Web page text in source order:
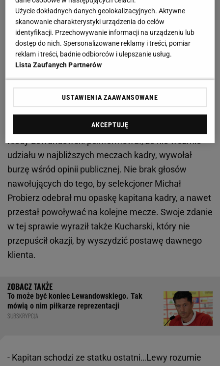
Zobacz wideoKosecki ostro o piłkarzach Legii:
Otworzyć im drzwi i podziękować jak Feio kibicom z
Danii [To jest Sport.pl]
Krytykują Lewandowskiego. Kucharski też nie
przepuścił okazji
Kiedy Lewandowski poinformował, że nie weźmie
udziału w najbliższych meczach kadry, wywołał
burzę wśród opinii publicznej. Nie brak głosów
nawołujących do tego, by selekcjoner Michał
Probierz odebrał mu opaskę kapitana kadry, a nawet
przestał powoływać na kolejne mecze. Swoje zdanie
w tej sprawie wyraził także Kucharski, który nie
przepuścił okazji, by wyszydzić postawę dawnego
klienta.
To może być koniec Lewandowskiego. Tak
mówią o nim piłkarze reprezentacji
SUBSKRYPCJA
- Kapitan schodzi ze statku ostatni…Lewy rozumie
Użycie dokładnych danych geolokalizacyjnych. Aktywne
skanowanie charakterystyki urządzenia do celów
identyfikacji. Przechowywanie informacji na urządzeniu lub
dostęp do nich. Spersonalizowane reklamy i treści, pomiar
reklam i treści, badnie odbiorców i ulepszanie usług.
Lista Zaufanych Partnerów
USTAWIENIA ZAAWANSOWANE
AKCEPTUJĘ